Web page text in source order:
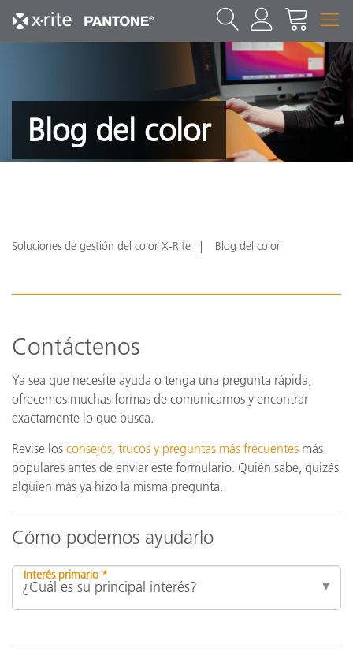
Blog del color
Soluciones de gestión del color X-Rite Blog del color
Contáctenos
Ya sea que necesite ayuda o tenga una pregunta rápida,
ofrecemos muchas formas de comunicarnos y encontrar
exactamente lo que busca.
Revise los consejos, trucos y preguntas más frecuentes más
populares antes de enviar este formulario. Quién sabe, quizás
alguien más ya hizo la misma pregunta.
Cómo podemos ayudarlo
Interés primario *